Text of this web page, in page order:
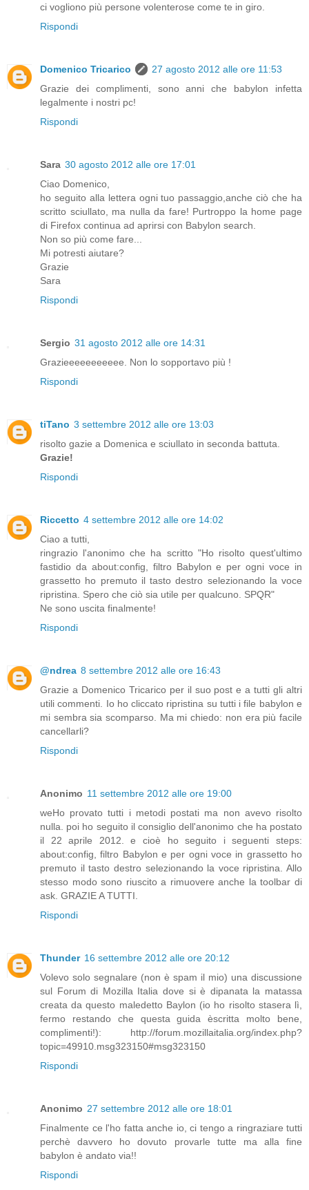
ci vogliono più persone volenterose come te in giro.
Rispondi
Domenico Tricarico
27 agosto 2012 alle ore 11:53
Grazie dei complimenti, sono anni che babylon infetta
legalmente i nostri pc!
Rispondi
Sara 30 agosto 2012 alle ore 17:01
Ciao Domenico,
ho seguito alla lettera ogni tuo passaggio,anche ciò che ha
scritto sciullato, ma nulla da fare! Purtroppo la home page
di Firefox continua ad aprirsi con Babylon search.
Non so più come fare...
Mi potresti aiutare?
Grazie
Sara
Rispondi
Sergio 31 agosto 2012 alle ore 14:31
Grazieeeeeeeeeee. Non lo sopportavo più !
Rispondi
tiTano 3 settembre 2012 alle ore 13:03
risolto gazie a Domenica e sciullato in seconda battuta.
Grazie!
Rispondi
Riccetto 4 settembre 2012 alle ore 14:02
Ciao a tutti,
ringrazio l'anonimo che ha scritto "Ho risolto quest'ultimo
fastidio da about:config, filtro Babylon e per ogni voce in
grassetto ho premuto il tasto destro selezionando la voce
ripristina. Spero che ciò sia utile per qualcuno. SPQR"
Ne sono uscita finalmente!
Rispondi
@ndrea 8 settembre 2012 alle ore 16:43
Grazie a Domenico Tricarico per il suo post e a tutti gli altri
utili commenti. Io ho cliccato ripristina su tutti i file babylon e
mi sembra sia scomparso. Ma mi chiedo: non era più facile
cancellarli?
Rispondi
Anonimo 11 settembre 2012 alle ore 19:00
weHo provato tutti i metodi postati ma non avevo risolto
nulla. poi ho seguito il consiglio dell'anonimo che ha postato
il 22 aprile 2012. e cioè ho seguito i seguenti steps:
about:config, filtro Babylon e per ogni voce in grassetto ho
premuto il tasto destro selezionando la voce ripristina. Allo
stesso modo sono riuscito a rimuovere anche la toolbar di
ask. GRAZIE A TUTTI.
Rispondi
Thunder 16 settembre 2012 alle ore 20:12
Volevo solo segnalare (non è spam il mio) una discussione
sul Forum di Mozilla Italia dove si è dipanata la matassa
creata da questo maledetto Baylon (io ho risolto stasera lì,
fermo restando che questa guida èscritta molto bene,
complimenti!): http://forum.mozillaitalia.org/index.php?
topic=49910.msg323150#msg323150
Rispondi
Anonimo 27 settembre 2012 alle ore 18:01
Finalmente ce l'ho fatta anche io, ci tengo a ringraziare tutti
perchè davvero ho dovuto provarle tutte ma alla fine
babylon è andato via!!
Rispondi